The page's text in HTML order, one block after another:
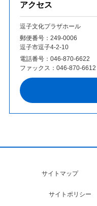
アクセス
逗子文化プラザホール
郵便番号：249‐0006
逗子市逗子4-2-10
電話番号： 046-870-6622
ファックス： 046-870-6612
サイトマップ
サイトポリシー